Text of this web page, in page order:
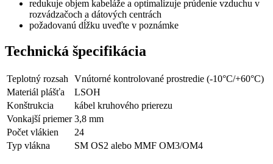
redukuje objem kabeláže a optimalizuje prúdenie vzduchu v
rozvádzačoch a dátových centrách
požadovanú dĺžku uveďte v poznámke
Technická špecifikácia
Teplotný rozsah
Vnútorné kontrolované prostredie (-10°C/+60°C)
Materiál plášťa
LSOH
Konštrukcia
kábel kruhového prierezu
Vonkajší priemer 3,8 mm
Počet vlákien
24
Typ vlákna
SM OS2 alebo MMF OM3/OM4